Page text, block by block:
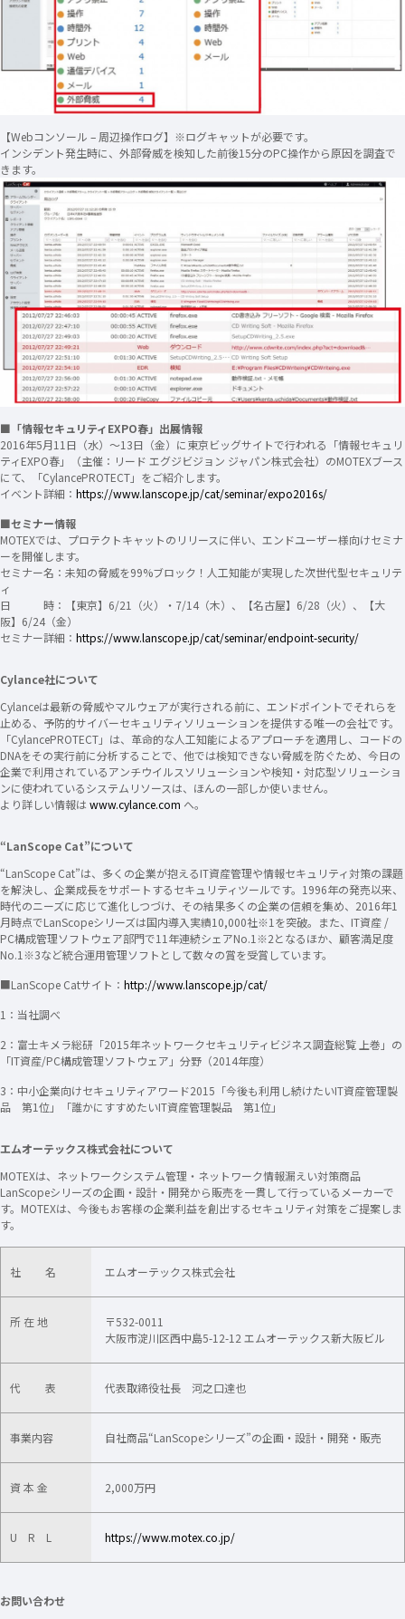
【Webコンソール – 周辺操作ログ】※ログキャットが必要です。
インシデント発生時に、外部脅威を検知した前後15分のPC操作から原因を調査で
きます。
■「情報セキュリティEXPO春」出展情報
2016年5月11日（水）～13日（金）に東京ビッグサイトで行われる「情報セキュリ
ティEXPO春」（主催：リード エグジビジョン ジャパン株式会社）のMOTEXブース
にて、「CylancePROTECT」をご紹介します。
イベント詳細： https://www.lanscope.jp/cat/seminar/expo2016s/
■セミナー情報
MOTEXでは、プロテクトキャットのリリースに伴い、エンドユーザー様向けセミナ
ーを開催します。
セミナー名：未知の脅威を99%ブロック！人工知能が実現した次世代型セキュリテ
ィ
日 時：【東京】6/21（火）・7/14（木）、【名古屋】6/28（火）、【大
阪】6/24（金）
セミナー詳細： https://www.lanscope.jp/cat/seminar/endpoint-security/
Cylance社について
Cylanceは最新の脅威やマルウェアが実行される前に、エンドポイントでそれらを
止める、予防的サイバーセキュリティソリューションを提供する唯一の会社です。
「CylancePROTECT」は、革命的な人工知能によるアプローチを適用し、コードの
DNAをその実行前に分析することで、他では検知できない脅威を防ぐため、今日の
企業で利用されているアンチウイルスソリューションや検知・対応型ソリューショ
ンに使われているシステムリソースは、ほんの一部しか使いません。
より詳しい情報は www.cylance.com へ。
“LanScope Cat”について
“LanScope Cat”は、多くの企業が抱えるIT資産管理や情報セキュリティ対策の課題
を解決し、企業成長をサポートするセキュリティツールです。1996年の発売以来、
時代のニーズに応じて進化しつづけ、その結果多くの企業の信頼を集め、2016年1
月時点でLanScopeシリーズは国内導入実績10,000社※1を突破。また、IT資産 /
PC構成管理ソフトウェア部門で11年連続シェアNo.1※2となるほか、顧客満足度
No.1※3など統合運用管理ソフトとして数々の賞を受賞しています。
■LanScope Catサイト： http://www.lanscope.jp/cat/
1：当社調べ
2：富士キメラ総研「2015年ネットワークセキュリティビジネス調査総覧 上巻」の
「IT資産/PC構成管理ソフトウェア」分野（2014年度）
3：中小企業向けセキュリティアワード2015「今後も利用し続けたいIT資産管理製
品 第1位」「誰かにすすめたいIT資産管理製品 第1位」
エムオーテックス株式会社について
MOTEXは、ネットワークシステム管理・ネットワーク情報漏えい対策商品
LanScopeシリーズの企画・設計・開発から販売を一貫して行っているメーカーで
す。MOTEXは、今後もお客様の企業利益を創出するセキュリティ対策をご提案しま
す。
社 名 エムオーテックス株式会社
所 在 地
〒532-0011
大阪市淀川区西中島5-12-12 エムオーテックス新大阪ビル
代 表 代表取締役社長 河之口達也
事業内容 自社商品“LanScopeシリーズ”の企画・設計・開発・販売
資 本 金 2,000万円
U R L https://www.motex.co.jp/
お問い合わせ